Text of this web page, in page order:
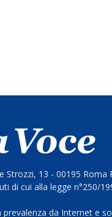
Strozzi, 13 - 00195 Roma
di cui alla legge n°250/
da Internet e